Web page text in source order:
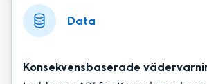
Data
Konsekvensbaserade